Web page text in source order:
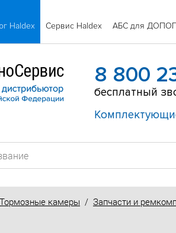
Haldex Сервис Haldex АБС для ДОПОГ
8 800
бесплатный
Тормозные камеры / Запчасти и